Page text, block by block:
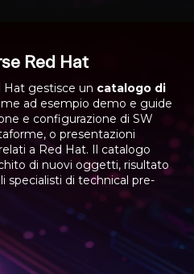
Red Hat
Hat gestisce un catalogo di
ad esempio demo e guide
e configurazione di SW
o presentazioni
a Red Hat. Il catalogo
di nuovi oggetti, risultato
specialisti di technical pre-